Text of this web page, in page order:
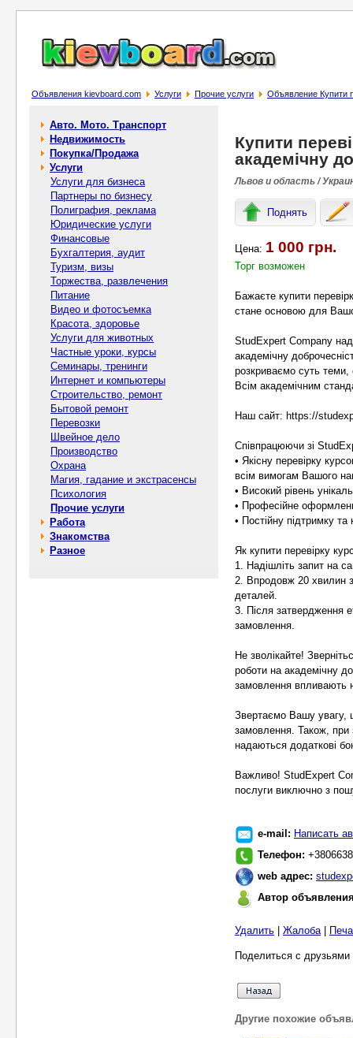
Объявления kievboard.com Услуги Прочие услуги Объявление Купити
Авто. Мото. Транспорт
Недвижимость
Покупка/Продажа
Услуги
Услуги для бизнеса
Партнеры по бизнесу
Полиграфия, реклама
Юридические услуги
Финансовые
Бухгалтерия, аудит
Туризм, визы
Торжества, развлечения
Питание
Видео и фотосъемка
Красота, здоровье
Услуги для животных
Частные уроки, курсы
Семинары, тренинги
Интернет и компьютеры
Строительство, ремонт
Бытовой ремонт
Перевозки
Швейное дело
Производство
Охрана
Магия, гадание и экстрасенсы
Психология
Прочие услуги
Работа
Знакомства
Разное
Купити
академічну
Львов и область /
Поднять
Цена: 1 000 грн.
Торг возможен
Бажаєте купити
стане основою для
StudExpert Company
академічну
розкриваємо суть теми,
Всім академічним
Наш сайт: https://
Співпрацюючи зі
• Якісну перевірку
всім вимогам Вашого
• Високий рівень
• Професійне
• Постійну підтримку
Як купити перевірку
1. Надішліть запит на
2. Впродовж 20 хвилин
деталей.
3. Після затвердження
замовлення.
Не зволікайте!
роботи на академічну
замовлення впливають
Звертаємо Вашу увагу,
замовлення. Також, при
надаються додаткові
Важливо! StudExpert
послуги виключно з
e-mail: Написать
Телефон:
web адрес:
Автор
Удалить Жалоба|
Поделиться с
Другие похожие